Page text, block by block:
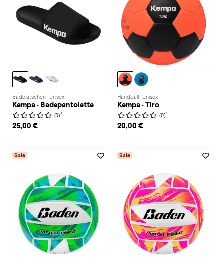
Badelatschen · Unisex
Kempa · Badepantolette
(0) 1
25,00 €
Handball · Unisex
Kempa · Tiro
(0) 1
20,00 €
Sale Sale